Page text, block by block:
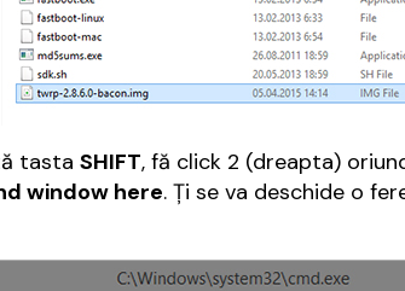
tasta SHIFT, fă click 2 (dreapta)
window here. Ți se va deschide o